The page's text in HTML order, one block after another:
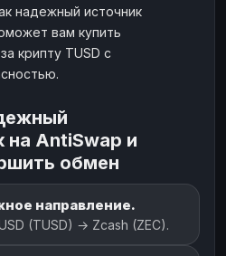
надежный источник
вам купить
крипту TUSD с
на AntiSwap и
обмен
направление.
(TUSD) → Zcash (ZEC).